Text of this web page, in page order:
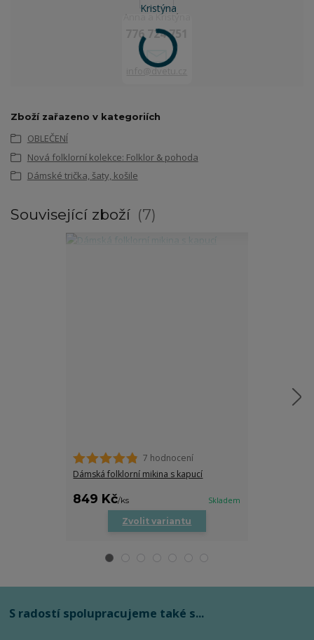
Anna a Kristýna
776 724 751
info@dvetu.cz
Zboží zařazeno v kategoriích
OBLEČENÍ
Nová folklorní kolekce: Folklor & pohoda
Dámské trička, šaty, košile
Související zboží 7
7 hodnocení
Dámská folklorní mikina s kapucí
849 Kč/ks Skladem
Zvolit variantu
S radostí spolupracujeme také s...